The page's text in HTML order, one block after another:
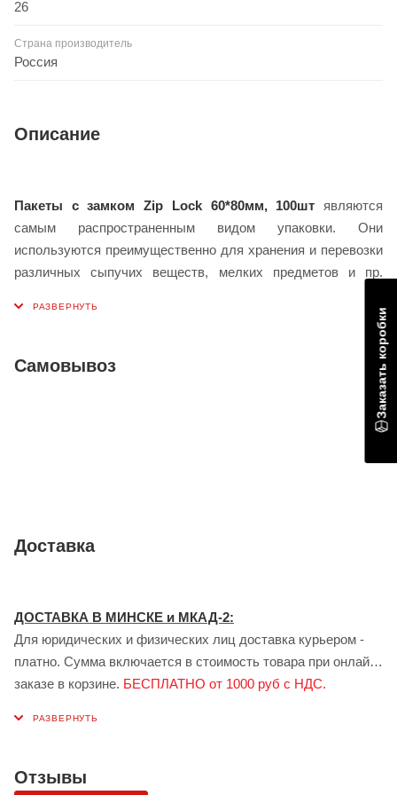
26
Страна производитель
Россия
Описание
Пакеты с замком Zip Lock 60*80мм, 100шт являются
самым распространенным видом упаковки. Они
используются преимущественно для хранения и перевозки
различных сыпучих веществ, мелких предметов и пр.
Благодаря удобной застежке данные изделия
используются практически во всех отраслях
промышленности, торговле и в быту. Они обладают
помогут подобрать оптимальный вариант под ваши задачи.
Возможна доставка по Минску и городам Беларуси.
Самовывоз
Доставка
ДОСТАВКА В МИНСКЕ и МКАД-2:
Для юридических и физических лиц доставка курьером -
платно. Сумма включается в стоимость товара при онлайн
заказе в корзине. БЕСПЛАТНО от 1000 руб с НДС.
менеджером при заказе.
Отзывы
Заказать коробки